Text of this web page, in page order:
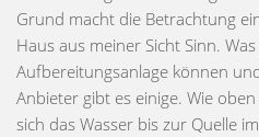
Grund macht die Betrachtung
Haus aus meiner Sicht Sinn.
Aufbereitungsanlage können
Anbieter gibt es einige. Wie
sich das Wasser bis zur Quelle